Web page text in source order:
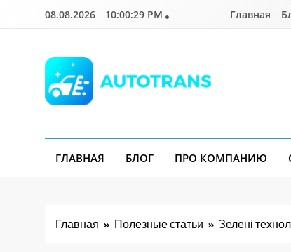
08.08.2026 10:00:31 PM Главная
ГЛАВНАЯ БЛОГ ПРО КОМПАНИЮ
Главная Полезные статьи Зелені